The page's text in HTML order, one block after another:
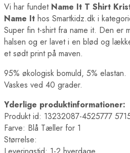
Vi har fundet Name It T Shirt
Name It hos Smartkidz.dk i
Super fin t-shirt fra name it. Den er
halsen og er lavet i en blød og
et sødt print på maven.
95% økologisk bomuld, 5% elastan.
Vaskes ved 40 grader.
Yderlige produktinformationer:
Produkt id: 13232087-4525777
Farve: Blå Tæller for 1
Størrelse: